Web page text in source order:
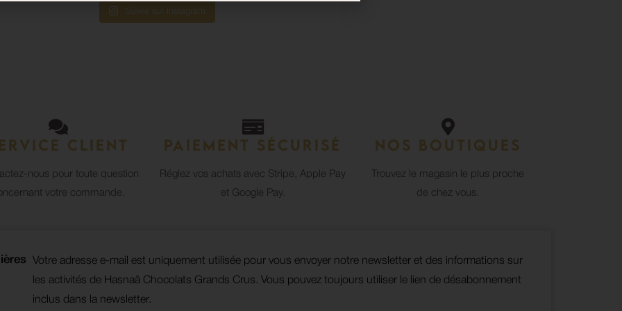
Suivre sur Instagram
client
nous pour toute question
votre commande.
Paiement sécurisé
Réglez vos achats avec Stripe, Apple Pay
et Google Pay.
Nos boutiques
Trouvez le magasin le plus proche
de chez vous.
Votre adresse e-mail est uniquement utilisée pour vous envoyer notre newsletter et des informations sur
les activités de Hasnaâ Chocolats Grands Crus. Vous pouvez toujours utiliser le lien de désabonnement
inclus dans la newsletter.